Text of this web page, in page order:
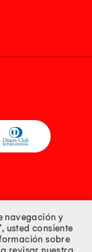
navegación y
usted consiente
sobre